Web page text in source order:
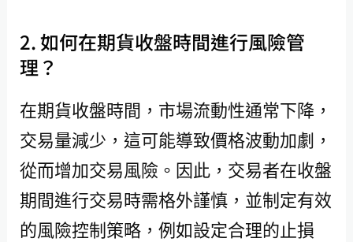
2. 如何在期貨收盤時間進行風險管
理？
在期貨收盤時間，市場流動性通常下降，
交易量減少，這可能導致價格波動加劇，
從而增加交易風險。因此，交易者在收盤
期間進行交易時需格外謹慎，並制定有效
的風險控制策略，例如設定合理的止損